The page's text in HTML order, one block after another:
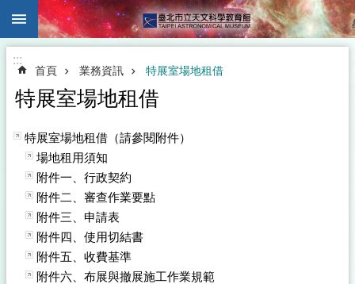
跳到主要內容區塊
:::
首頁 業務資訊 特展室場地租借
特展室場地租借
特展室場地租借（請參閱附件）
場地租用須知
附件一、行政契約
附件二、審查作業要點
附件三、申請表
附件四、使用切結書
附件五、收費基準
附件六、布展與撤展施工作業規範